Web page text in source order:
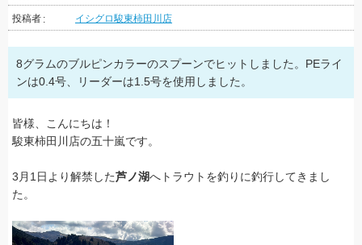
投稿者 イシグロ駿東柿田川店
8グラムのブルピンカラーのスプーンでヒットしました。PEライ
ンは0.4号、リーダーは1.5号を使用しました。
皆様、こんにちは！
駿東柿田川店の五十嵐です。
3月1日より解禁した芦ノ湖へトラウトを釣りに釣行してきまし
た。